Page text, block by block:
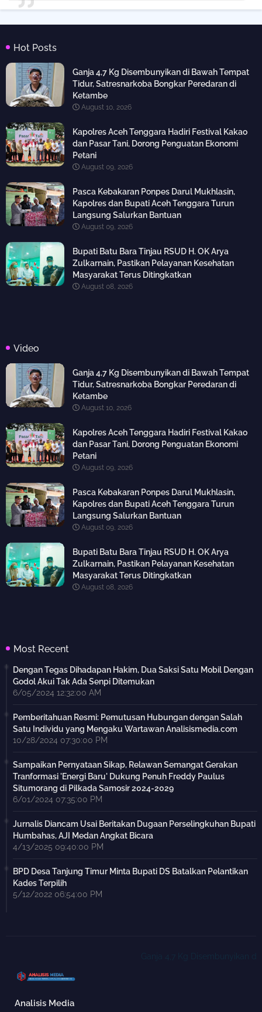
Hot Posts
Ganja 4,7 Kg Disembunyikan di Bawah Tempat
Tidur, Satresnarkoba Bongkar Peredaran di
Ketambe
August 10, 2026
Kapolres Aceh Tenggara Hadiri Festival Kakao
dan Pasar Tani, Dorong Penguatan Ekonomi
Petani
August 09, 2026
Pasca Kebakaran Ponpes Darul Mukhlasin,
Kapolres dan Bupati Aceh Tenggara Turun
Langsung Salurkan Bantuan
August 09, 2026
Bupati Batu Bara Tinjau RSUD H. OK Arya
Zulkarnain, Pastikan Pelayanan Kesehatan
Masyarakat Terus Ditingkatkan
August 08, 2026
Video
Ganja 4,7 Kg Disembunyikan di Bawah Tempat
Tidur, Satresnarkoba Bongkar Peredaran di
Ketambe
August 10, 2026
Kapolres Aceh Tenggara Hadiri Festival Kakao
dan Pasar Tani, Dorong Penguatan Ekonomi
Petani
August 09, 2026
Pasca Kebakaran Ponpes Darul Mukhlasin,
Kapolres dan Bupati Aceh Tenggara Turun
Langsung Salurkan Bantuan
August 09, 2026
Bupati Batu Bara Tinjau RSUD H. OK Arya
Zulkarnain, Pastikan Pelayanan Kesehatan
Masyarakat Terus Ditingkatkan
August 08, 2026
Most Recent
Dengan Tegas Dihadapan Hakim, Dua Saksi Satu Mobil Dengan
Godol Akui Tak Ada Senpi Ditemukan
6/05/2024 12:32:00 AM
Pemberitahuan Resmi: Pemutusan Hubungan dengan Salah
Satu Individu yang Mengaku Wartawan Analisismedia.com
10/28/2024 07:30:00 PM
Sampaikan Pernyataan Sikap, Relawan Semangat Gerakan
Tranformasi 'Energi Baru' Dukung Penuh Freddy Paulus
Situmorang di Pilkada Samosir 2024-2029
6/01/2024 07:35:00 PM
Jurnalis Diancam Usai Beritakan Dugaan Perselingkuhan Bupati
Humbahas, AJI Medan Angkat Bicara
4/13/2025 09:40:00 PM
BPD Desa Tanjung Timur Minta Bupati DS Batalkan Pelantikan
Kades Terpilih
5/12/2022 06:54:00 PM
Analisis Media